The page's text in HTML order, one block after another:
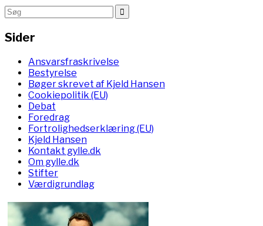
Sider
Ansvarsfraskrivelse
Bestyrelse
Bøger skrevet af Kjeld Hansen
Cookiepolitik (EU)
Debat
Foredrag
Fortrolighedserklæring (EU)
Kjeld Hansen
Kontakt gylle.dk
Om gylle.dk
Stifter
Værdigrundlag